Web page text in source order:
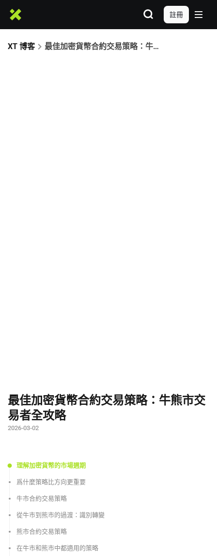
註冊
XT 博客 最佳加密貨幣合約交易策略：牛熊市交易者全攻略
最佳加密貨幣合約交易策略：牛熊市交
易者全攻略
2026-03-02
理解加密貨幣的市場週期
爲什麼策略比方向更重要
牛市合約交易策略
從牛市到熊市的過渡：識別轉變
熊市合約交易策略
在牛市和熊市中都適用的策略